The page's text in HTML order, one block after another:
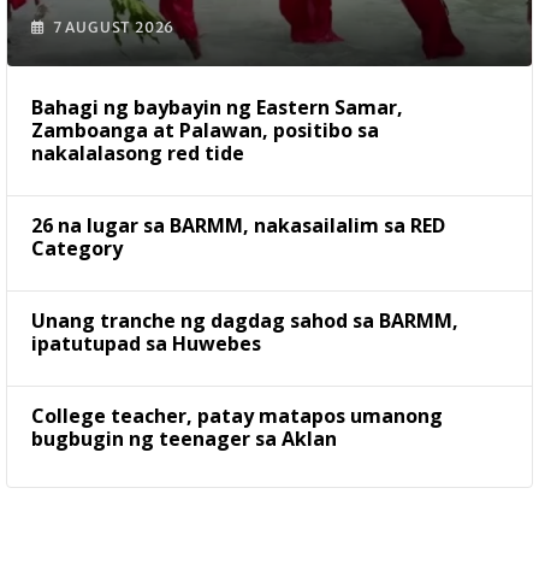
7 AUGUST 2026
Bahagi ng baybayin ng Eastern Samar,
Zamboanga at Palawan, positibo sa
nakalalasong red tide
26 na lugar sa BARMM, nakasailalim sa RED
Category
Unang tranche ng dagdag sahod sa BARMM,
ipatutupad sa Huwebes
College teacher, patay matapos umanong
bugbugin ng teenager sa Aklan